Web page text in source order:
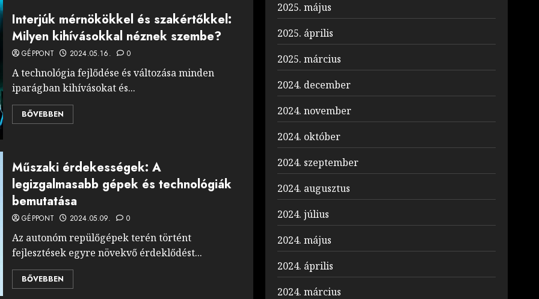
Interjúk mérnökökkel és szakértőkkel:
Milyen kihívásokkal néznek szembe?
GÉPPONT 2024.05.16. 0
A technológia fejlődése és változása minden
iparágban kihívásokat és...
BŐVEBBEN
Műszaki érdekességek: A
legizgalmasabb gépek és technológiák
bemutatása
GÉPPONT 2024.05.09. 0
Az autonóm repülőgépek terén történt
fejlesztések egyre növekvő érdeklődést...
BŐVEBBEN
2025. május
2025. április
2025. március
2024. december
2024. november
2024. október
2024. szeptember
2024. augusztus
2024. július
2024. május
2024. április
2024. március